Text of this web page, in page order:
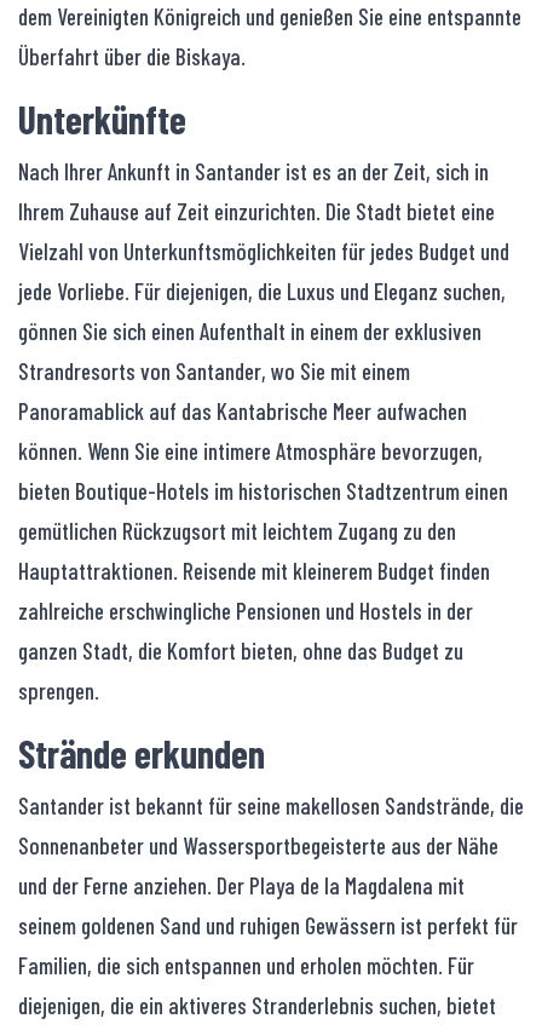
dem Vereinigten Königreich und genießen Sie eine entspannte
Überfahrt über die Biskaya.
Unterkünfte
Nach Ihrer Ankunft in Santander ist es an der Zeit, sich in
Ihrem Zuhause auf Zeit einzurichten. Die Stadt bietet eine
Vielzahl von Unterkunftsmöglichkeiten für jedes Budget und
jede Vorliebe. Für diejenigen, die Luxus und Eleganz suchen,
gönnen Sie sich einen Aufenthalt in einem der exklusiven
Strandresorts von Santander, wo Sie mit einem
Panoramablick auf das Kantabrische Meer aufwachen
können. Wenn Sie eine intimere Atmosphäre bevorzugen,
bieten Boutique-Hotels im historischen Stadtzentrum einen
gemütlichen Rückzugsort mit leichtem Zugang zu den
Hauptattraktionen. Reisende mit kleinerem Budget finden
zahlreiche erschwingliche Pensionen und Hostels in der
ganzen Stadt, die Komfort bieten, ohne das Budget zu
sprengen.
Strände erkunden
Santander ist bekannt für seine makellosen Sandstrände, die
Sonnenanbeter und Wassersportbegeisterte aus der Nähe
und der Ferne anziehen. Der Playa de la Magdalena mit
seinem goldenen Sand und ruhigen Gewässern ist perfekt für
Familien, die sich entspannen und erholen möchten. Für
diejenigen, die ein aktiveres Stranderlebnis suchen, bietet